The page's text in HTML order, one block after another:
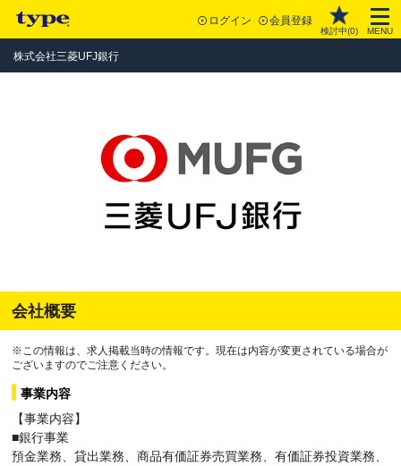
ログイン 会員登録
検討中(0) MENU
株式会社三菱UFJ銀行
会社概要
※この情報は、求人掲載当時の情報です。現在は内容が変更されている場合が
ございますのでご注意ください。
事業内容
【事業内容】
■銀行事業
預金業務、貸出業務、商品有価証券売買業務、有価証券投資業務、